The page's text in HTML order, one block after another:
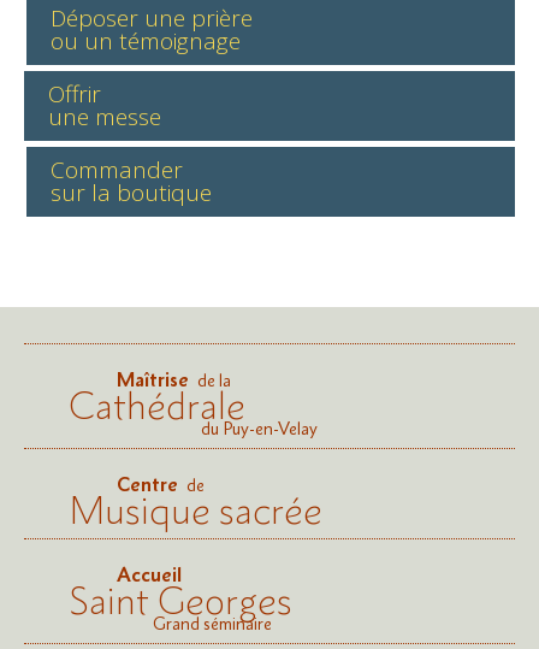
Déposer une prière
ou un témoignage
Offrir
une messe
Commander
sur la boutique
Maîtrise de la
Cathédraledu Puy-en-Velay
Centre de
Musique sacrée
Accueil
Saint Georges
Grand séminaire